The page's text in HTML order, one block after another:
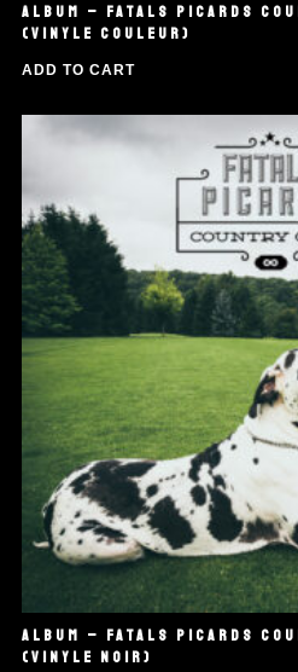
ALBUM – FATALS PICARDS
(VINYLE COULEUR)
ADD TO CART
ALBUM – FATALS PICARDS
(VINYLE NOIR)